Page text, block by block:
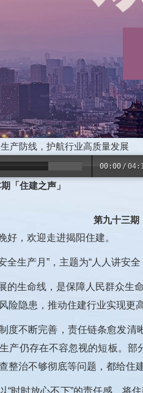
产防线，护航行业高质量发展
00:00 /
「住建之声」
第九十三
好，欢迎走进揭阳住建。
全生产月”，主题为“人人讲安
的生命线，是保障人民群众生
险隐患，推动住建行业实现更
度不断完善，责任链条愈发
产仍存在不容忽视的短板。
整治不够彻底等问题，都给住
“时时放心不下”的责任感，将